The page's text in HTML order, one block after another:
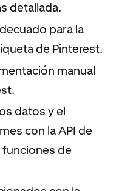
detallada.
para la
de Pinterest.
manual
datos y el
con la API de
funciones de